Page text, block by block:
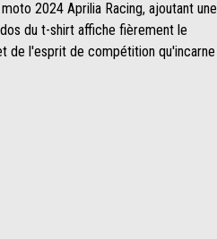
2024 Aprilia Racing, ajoutant une
du t-shirt affiche fièrement le
de l'esprit de compétition qu'incarne